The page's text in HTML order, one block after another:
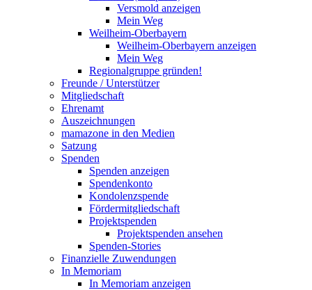
Versmold anzeigen
Mein Weg
Weilheim-Oberbayern
Weilheim-Oberbayern anzeigen
Mein Weg
Regionalgruppe gründen!
Freunde / Unterstützer
Mitgliedschaft
Ehrenamt
Auszeichnungen
mamazone in den Medien
Satzung
Spenden
Spenden anzeigen
Spendenkonto
Kondolenzspende
Fördermitgliedschaft
Projektspenden
Projektspenden ansehen
Spenden-Stories
Finanzielle Zuwendungen
In Memoriam
In Memoriam anzeigen